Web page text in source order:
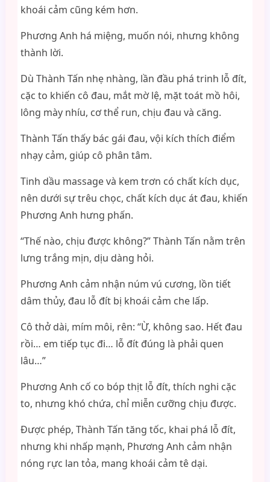
khoái cảm cũng kém hơn.
Phương Anh há miệng, muốn nói, nhưng không
thành lời.
Dù Thành Tấn nhẹ nhàng, lần đầu phá trinh lỗ đít,
cặc to khiến cô đau, mắt mờ lệ, mặt toát mồ hôi,
lông mày nhíu, cơ thể run, chịu đau và căng.
Thành Tấn thấy bác gái đau, vội kích thích điểm
nhạy cảm, giúp cô phân tâm.
Tinh dầu massage và kem trơn có chất kích dục,
nên dưới sự trêu chọc, chất kích dục át đau, khiến
Phương Anh hưng phấn.
“Thế nào, chịu được không?” Thành Tấn nằm trên
lưng trắng mịn, dịu dàng hỏi.
Phương Anh cảm nhận núm vú cương, lồn tiết
dâm thủy, đau lỗ đít bị khoái cảm che lấp.
Cô thở dài, mím môi, rên: “Ừ, không sao. Hết đau
rồi… em tiếp tục đi… lỗ đít đúng là phải quen
lâu…”
Phương Anh cố co bóp thịt lỗ đít, thích nghi cặc
to, nhưng khó chứa, chỉ miễn cưỡng chịu được.
Được phép, Thành Tấn tăng tốc, khai phá lỗ đít,
nhưng khi nhấp mạnh, Phương Anh cảm nhận
nóng rực lan tỏa, mang khoái cảm tê dại.